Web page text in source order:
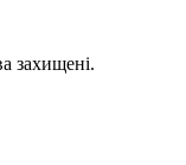
захищені.